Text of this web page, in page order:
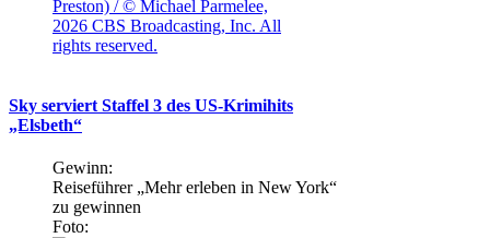
Preston) / © Michael Parmelee,
2026 CBS Broadcasting, Inc. All
rights reserved.
Sky serviert Staffel 3 des US-Krimihits
„Elsbeth“
Gewinn:
Reiseführer „Mehr erleben in New York“
zu gewinnen
Foto: